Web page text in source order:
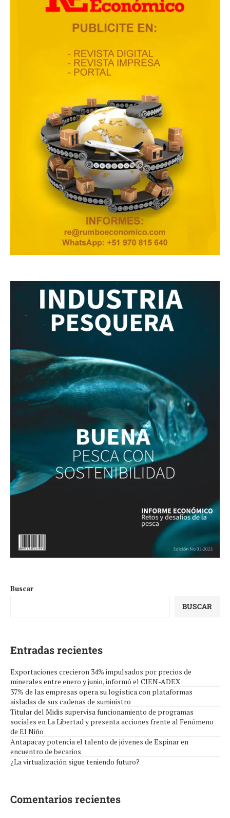
Buscar
BUSCAR
Entradas recientes
Exportaciones crecieron 34% impulsados por precios de
minerales entre enero y junio, informó el CIEN-ADEX
37% de las empresas opera su logística con plataformas
aisladas de sus cadenas de suministro
Titular del Midis supervisa funcionamiento de programas
sociales en La Libertad y presenta acciones frente al Fenómeno
de El Niño
Antapacay potencia el talento de jóvenes de Espinar en
encuentro de becarios
¿La virtualización sigue teniendo futuro?
Comentarios recientes